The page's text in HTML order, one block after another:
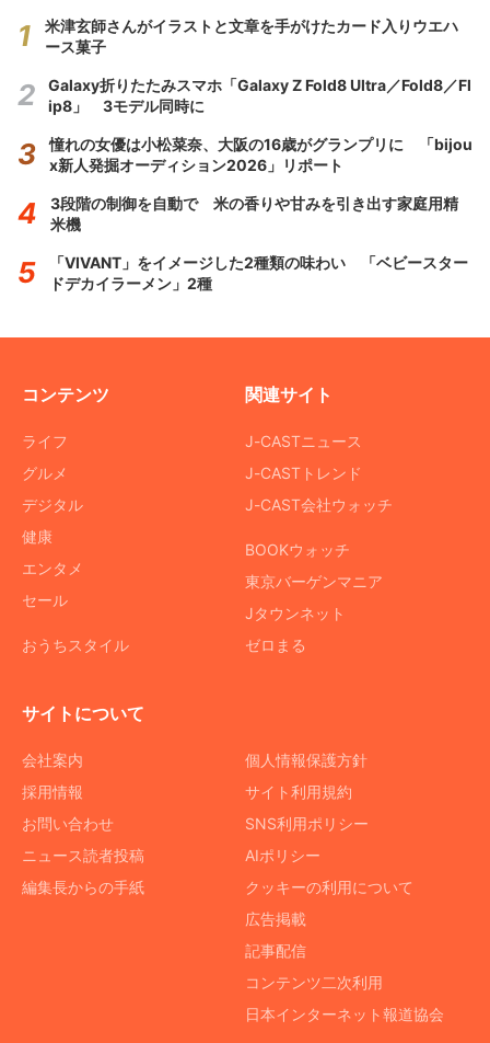
米津玄師さんがイラストと文章を手がけたカード入りウエハ
ース菓子
Galaxy折りたたみスマホ「Galaxy Z Fold8 Ultra／Fold8／Fl
ip8」 3モデル同時に
憧れの女優は小松菜奈、大阪の16歳がグランプリに 「bijou
x新人発掘オーディション2026」リポート
3段階の制御を自動で 米の香りや甘みを引き出す家庭用精
米機
「VIVANT」をイメージした2種類の味わい 「ベビースター
ドデカイラーメン」2種
コンテンツ
ライフ
グルメ
デジタル
健康
エンタメ
セール
おうちスタイル
関連サイト
J-CASTニュース
J-CASTトレンド
J-CAST会社ウォッチ
BOOKウォッチ
東京バーゲンマニア
Jタウンネット
ゼロまる
サイトについて
会社案内
採用情報
お問い合わせ
ニュース読者投稿
編集長からの手紙
個人情報保護方針
サイト利用規約
SNS利用ポリシー
AIポリシー
クッキーの利用について
広告掲載
記事配信
コンテンツ二次利用
日本インターネット報道協会